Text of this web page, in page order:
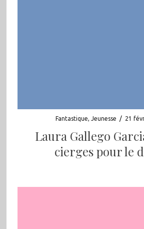
Fantastique,Jeunesse / 21
Laura Gallego
cierges pour le